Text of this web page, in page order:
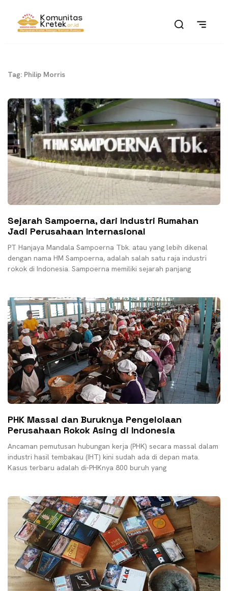
Tag: Philip Morris
Sejarah Sampoerna, dari Industri Rumahan
Jadi Perusahaan Internasional
PT Hanjaya Mandala Sampoerna Tbk. atau yang lebih dikenal
dengan nama HM Sampoerna, adalah salah satu raja industri
rokok di Indonesia. Sampoerna memiliki sejarah panjang
PHK Massal dan Buruknya Pengelolaan
Perusahaan Rokok Asing di Indonesia
Ancaman pemutusan hubungan kerja (PHK) secara massal dalam
industri hasil tembakau (IHT) kini sudah ada di depan mata.
Kasus terbaru adalah di-PHKnya 800 buruh yang